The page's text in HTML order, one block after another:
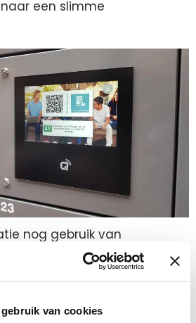
van cookies
een slimme
nog gebruik van
met een sleutel? Dan is het
te upgraden naar een
meegaat en waarmee